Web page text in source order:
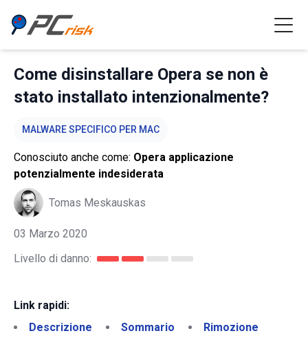
Come disinstallare Opera se non è
stato installato intenzionalmente?
MALWARE SPECIFICO PER MAC
Conosciuto anche come: Opera applicazione
potenzialmente indesiderata
Tomas Meskauskas
03 Marzo 2020
Livello di danno:
Link rapidi:
Descrizione
Sommario Rimozione